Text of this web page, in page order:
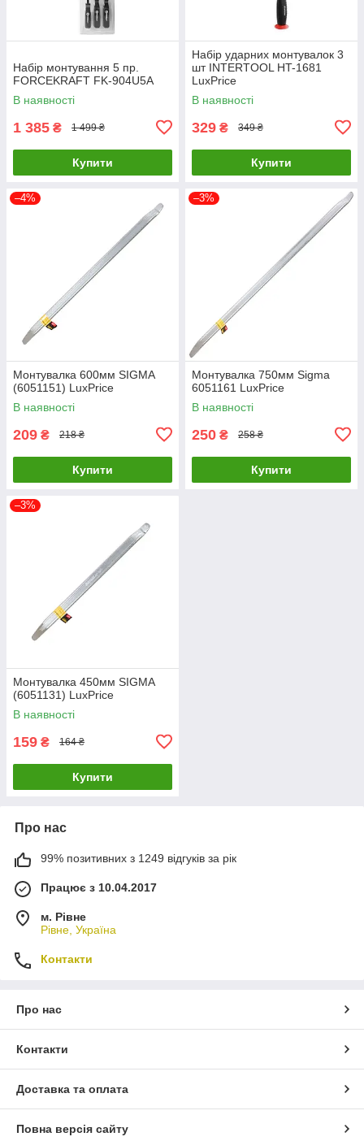
Набір монтування 5 пр.
FORCEKRAFT FK-904U5A
В наявності
1 385 ₴ 1 499 ₴
Купити
Набір ударних монтувалок 3
шт INTERTOOL HT-1681
LuxPrice
В наявності
329 ₴ 349 ₴
Купити
–4%
Монтувалка 600мм SIGMA
(6051151) LuxPrice
В наявності
209 ₴ 218 ₴
Купити
–3%
Монтувалка 750мм Sigma
6051161 LuxPrice
В наявності
250 ₴ 258 ₴
Купити
–3%
Монтувалка 450мм SIGMA
(6051131) LuxPrice
В наявності
159 ₴ 164 ₴
Купити
Про нас
99% позитивних з 1249 відгуків за рік
Працює з 10.04.2017
м. Рівне
Рівне, Україна
Контакти
Про нас
Контакти
Доставка та оплата
Повна версія сайту